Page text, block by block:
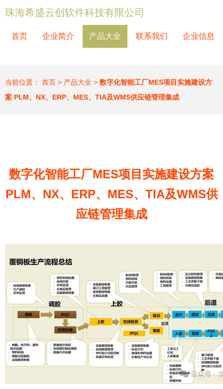
珠海希盛云创软件科技有限公司
首页 企业简介 产品大全 联系我们 企业信息
当前位置： 首页 > 产品大全 > 数字化智能工厂MES项目实施建设方
案 PLM、NX、ERP、MES、TIA及WMS供应链管理集成
数字化智能工厂MES项目实施建设方案
PLM、NX、ERP、MES、TIA及WMS供
应链管理集成